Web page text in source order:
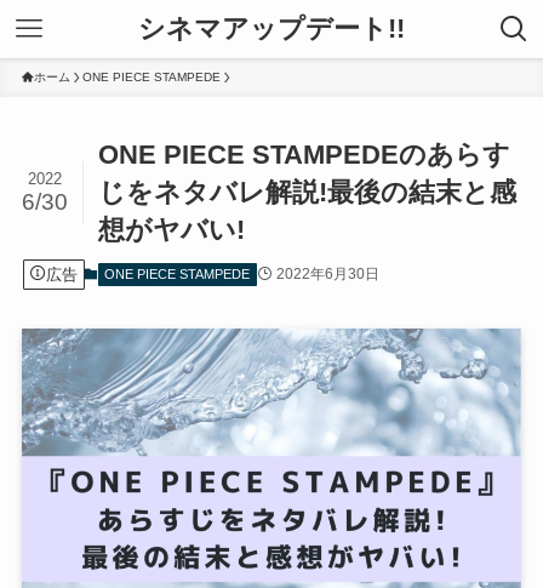
シネマアップデート!!
ホーム ONE PIECE STAMPEDE
ONE PIECE STAMPEDEのあらす
じをネタバレ解説!最後の結末と感
想がヤバい!
2022
6/30
広告 ONE PIECE STAMPEDE 2022年6月30日